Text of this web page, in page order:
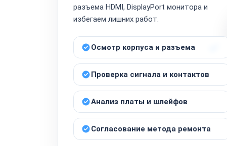
разъема HDMI, DisplayPort монитора и
избегаем лишних работ.
Осмотр корпуса и разъема
Проверка сигнала и контактов
Анализ платы и шлейфов
Согласование метода ремонта